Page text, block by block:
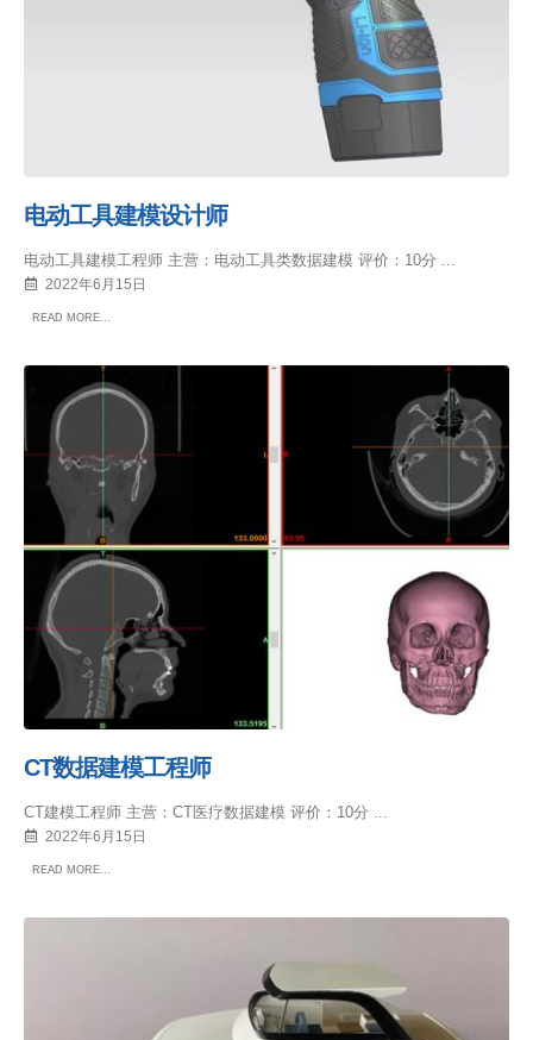
电动工具建模设计师
电动工具建模工程师 主营：电动工具类数据建模 评价：10分 ...
2022年6月15日
READ MORE...
CT数据建模工程师
CT建模工程师 主营：CT医疗数据建模 评价：10分 ...
2022年6月15日
READ MORE...